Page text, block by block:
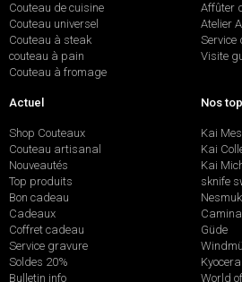
Couteau de cuisine
Couteau universel
Couteau à steak
couteau à pain
Couteau à fromage
Affûter
Atelier
Service
Visite
Actuel
Shop Couteaux
Couteau artisanal
Nouveautés
Top produits
Bon cadeau
Cadeaux
Coffret cadeau
Service gravure
Soldes 20%
Bulletin info
Nos
Kai
Kai
Kai
sknife
Nesmuk
Güde
Kyocera
World